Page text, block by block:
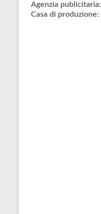
Agenzia publicitaria:
Casa di produzione: